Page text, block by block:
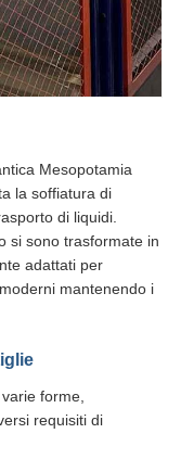
Mesopotamia
la soffiatura di
di liquidi.
si sono trasformate in
adattati per
mantenendo i
forme,
requisiti di